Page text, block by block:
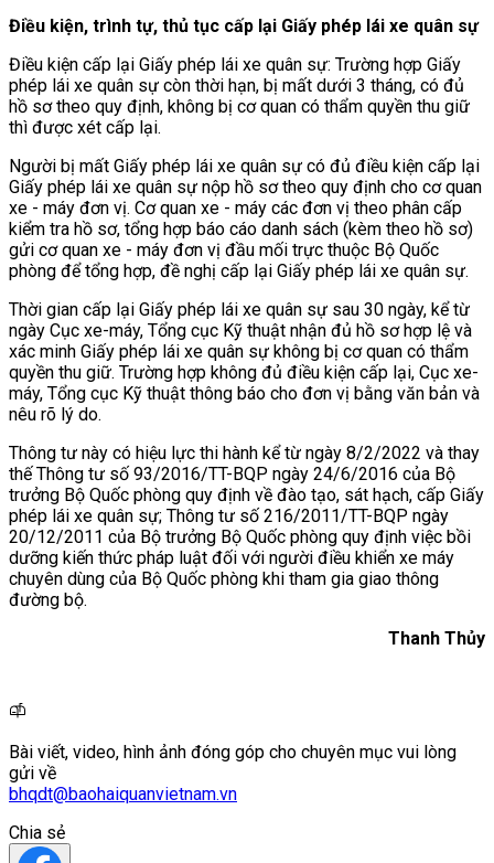
Điều kiện, trình tự, thủ tục cấp lại Giấy phép lái xe quân sự
Điều kiện cấp lại Giấy phép lái xe quân sự: Trường hợp Giấy
phép lái xe quân sự còn thời hạn, bị mất dưới 3 tháng, có đủ
hồ sơ theo quy định, không bị cơ quan có thẩm quyền thu giữ
thì được xét cấp lại.
Người bị mất Giấy phép lái xe quân sự có đủ điều kiện cấp lại
Giấy phép lái xe quân sự nộp hồ sơ theo quy định cho cơ quan
xe - máy đơn vị. Cơ quan xe - máy các đơn vị theo phân cấp
kiểm tra hồ sơ, tổng hợp báo cáo danh sách (kèm theo hồ sơ)
gửi cơ quan xe - máy đơn vị đầu mối trực thuộc Bộ Quốc
phòng để tổng hợp, đề nghị cấp lại Giấy phép lái xe quân sự.
Thời gian cấp lại Giấy phép lái xe quân sự sau 30 ngày, kể từ
ngày Cục xe-máy, Tổng cục Kỹ thuật nhận đủ hồ sơ hợp lệ và
xác minh Giấy phép lái xe quân sự không bị cơ quan có thẩm
quyền thu giữ. Trường hợp không đủ điều kiện cấp lại, Cục xe-
máy, Tổng cục Kỹ thuật thông báo cho đơn vị bằng văn bản và
nêu rõ lý do.
Thông tư này có hiệu lực thi hành kể từ ngày 8/2/2022 và thay
thế Thông tư số 93/2016/TT-BQP ngày 24/6/2016 của Bộ
trưởng Bộ Quốc phòng quy định về đào tạo, sát hạch, cấp Giấy
phép lái xe quân sự; Thông tư số 216/2011/TT-BQP ngày
20/12/2011 của Bộ trưởng Bộ Quốc phòng quy định việc bồi
dưỡng kiến thức pháp luật đối với người điều khiển xe máy
chuyên dùng của Bộ Quốc phòng khi tham gia giao thông
đường bộ.
Thanh Thủy
Bài viết, video, hình ảnh đóng góp cho chuyên mục vui lòng
gửi về
bhqdt@baohaiquanvietnam.vn
Chia sẻ